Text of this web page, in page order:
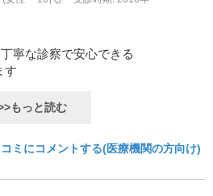
寧な診察で安心できる
す
もっと読む
ミにコメントする(医療機関の方向け)